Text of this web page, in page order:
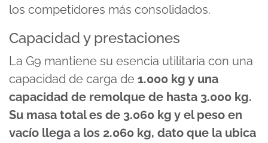
los competidores más consolidados.
Capacidad y prestaciones
La G9 mantiene su esencia utilitaria con una
capacidad de carga de 1.000 kg y una
capacidad de remolque de hasta 3.000 kg.
Su masa total es de 3.060 kg y el peso en
vacío llega a los 2.060 kg, dato que la ubica